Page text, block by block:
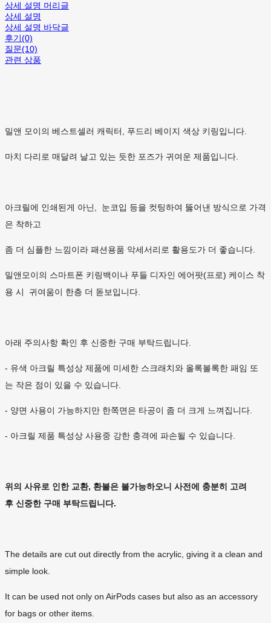
상세 설명 머리글
상세 설명
상세 설명 바닥글
후기(0)
질문(10)
관련 상품
밀앤 모이의 베스트셀러 캐릭터, 푸드리 베이지 색상 키링입니다.
마치 다리로 매달려 날고 있는 듯한 포즈가 귀여운 제품입니다.
아크릴에 인쇄된게 아닌, 눈코입 등을 컷팅하여 뚫어낸 방식으로 가격
은 착하고
좀 더 심플한 느낌이라 패션용품 악세서리로 활용도가 더 좋습니다.
밀앤모이의 스마트폰 키링백이나 푸들 디자인 에어팟(프로) 케이스 착
용 시 귀여움이 한층 더 돋보입니다.
아래 주의사항 확인 후 신중한 구매 부탁드립니다.
- 유색 아크릴 특성상 제품에 미세한 스크래치와 올록볼록한 패임 또
는 작은 점이 있을 수 있습니다.
- 양면 사용이 가능하지만 한쪽면은 타공이 좀 더 크게 느껴집니다.
- 아크릴 제품 특성상 사용중 강한 충격에 파손될 수 있습니다.
위의 사유로 인한 교환, 환불은 불가능하오니 사전에 충분히 고려
후 신중한 구매 부탁드립니다.
The details are cut out directly from the acrylic, giving it a clean and
simple look.
It can be used not only on AirPods cases but also as an accessory
for bags or other items.